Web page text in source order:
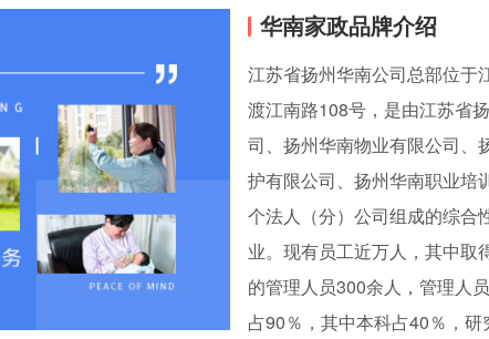
华南家政品牌介绍
江苏省扬州华南公司总部位于
渡江南路108号，是由江苏省
司、扬州华南物业有限公司、
护有限公司、扬州华南职业培
个法人（分）公司组成的综合
业。现有员工近万人，其中取
的管理人员300余人，管理人
占90％，其中本科占40％，